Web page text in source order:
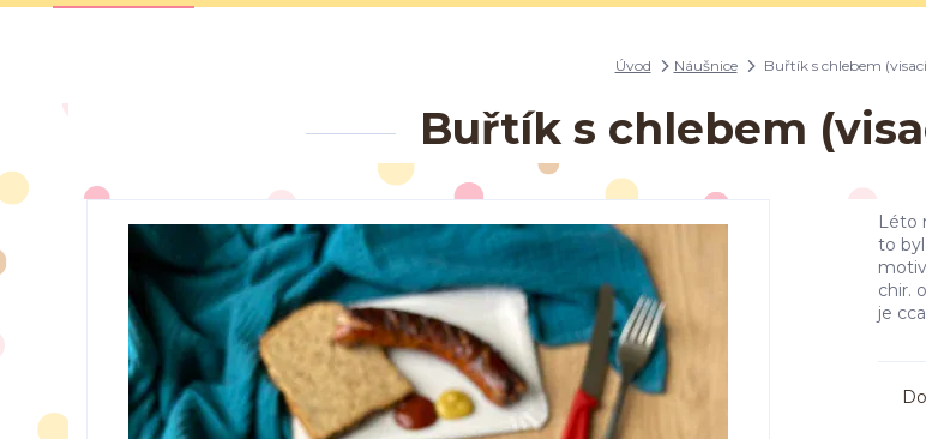
Úvod Náušnice Buřtík s chlebem
Buřtík s chlebem
Léto
to
chir.
je